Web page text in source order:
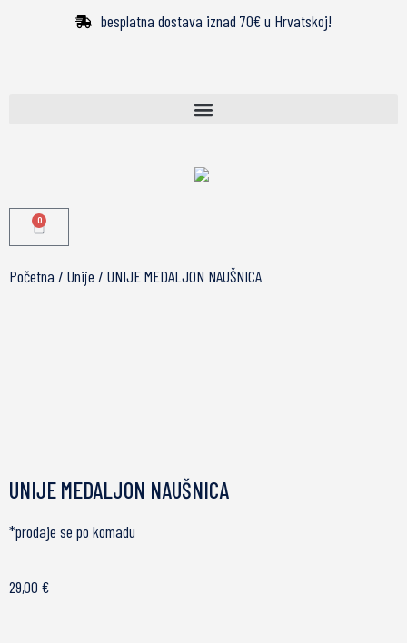
besplatna dostava iznad 70€ u Hrvatskoj!
0
Početna / Unije / UNIJE MEDALJON NAUŠNICA
UNIJE MEDALJON NAUŠNICA
*prodaje se po komadu
29,00 €